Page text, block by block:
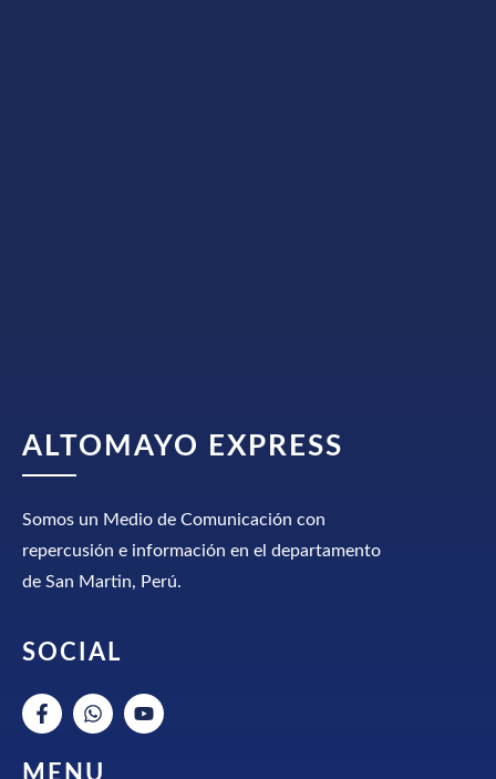
ALTOMAYO EXPRESS
Somos un Medio de Comunicación con
repercusión e información en el departamento
de San Martin, Perú.
SOCIAL
MENU